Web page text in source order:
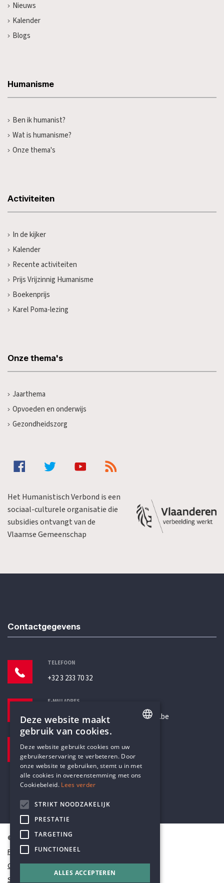
Nieuws
Kalender
Blogs
Humanisme
Ben ik humanist?
Wat is humanisme?
Onze thema's
Activiteiten
In de kijker
Kalender
Recente activiteiten
Prijs Vrijzinnig Humanisme
Boekenprijs
Karel Poma-lezing
Onze thema's
Jaarthema
Opvoeden en onderwijs
Gezondheidszorg
Het Humanistisch Verbond is een
sociaal-culturele organisatie die
subsidies ontvangt van de
Vlaamse Gemeenschap
Contactgegevens
TELEFOON
+32 3 233 70 32
E-MAILADRES
secretariaat@humanistischverbond.be
Pottenbrug 4
Antwerpen, 2000
© Humanistisch Verbond 2026
Privacy
Cookiestatement
Sitemap
DUTCH
Deze website maakt
gebruik van cookies.
Deze website gebruikt cookies om uw
gebruikerservaring te verbeteren. Door
onze website te gebruiken, stemt u in met
alle cookies in overeenstemming met ons
Cookiebeleid. Lees verder
STRIKT NOODZAKELIJK
PRESTATIE
TARGETING
FUNCTIONEEL
ALLES ACCEPTEREN